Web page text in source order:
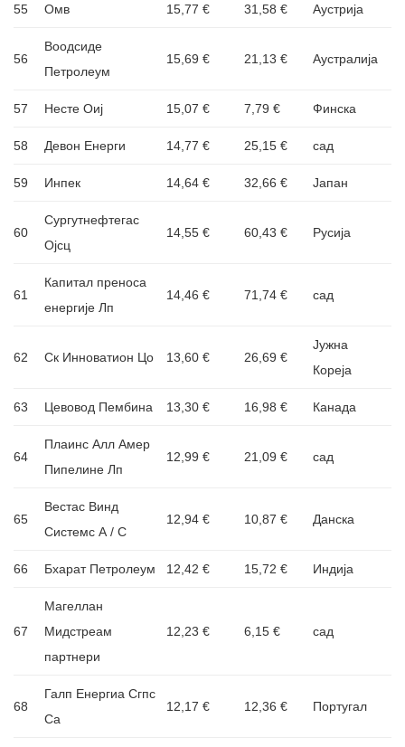
55 Омв 15,77 € 31,58 € Аустрија
56
Воодсиде
Петролеум
15,69 € 21,13 € Аустралија
57 Несте Оиј 15,07 € 7,79 € Финска
58 Девон Енерги 14,77 € 25,15 € сад
59 Инпек 14,64 € 32,66 € Јапан
60
Сургутнефтегас
Ојсц
14,55 € 60,43 € Русија
61
Капитал преноса
енергије Лп
14,46 € 71,74 € сад
62 Ск Инноватион Цо 13,60 € 26,69 €
Јужна
Кореја
63 Цевовод Пембина 13,30 € 16,98 € Канада
64
Плаинс Алл Амер
Пипелине Лп
12,99 € 21,09 € сад
65
Вестас Винд
Системс А / С
12,94 € 10,87 € Данска
66 Бхарат Петролеум 12,42 € 15,72 € Индија
67
Магеллан
Мидстреам
партнери
12,23 € 6,15 € сад
68
Галп Енергиа Сгпс
Са
12,17 € 12,36 € Португал